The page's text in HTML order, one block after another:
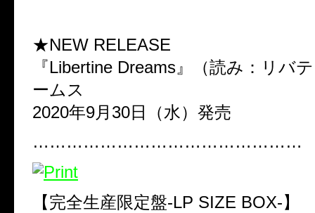
★NEW RELEASE
『Libertine Dreams』（読み：リバ
ームス
2020年9月30日（水）発売
…………………………………………
【完全生産限定盤-LP SIZE BOX-】